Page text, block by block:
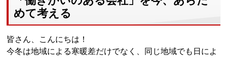
めて考える
皆さん、こんにちは！
今冬は地域による寒暖差だけでなく、同じ地域でも日によ